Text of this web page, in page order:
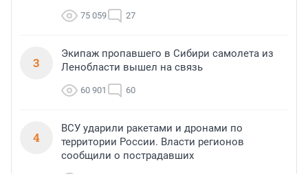
75 059 27
3
Экипаж пропавшего в Сибири самолета из
Ленобласти вышел на связь
60 901 60
4
ВСУ ударили ракетами и дронами по
территории России. Власти регионов
сообщили о пострадавших